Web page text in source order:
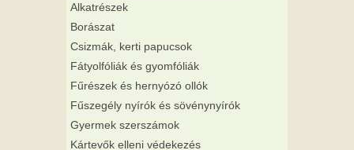
Alkatrészek
Borászat
Csizmák, kerti papucsok
Fátyolfóliák és gyomfóliák
Fűrészek és hernyózó ollók
Fűszegély nyírók és sövénynyírók
Gyermek szerszámok
Kártevők elleni védekezés